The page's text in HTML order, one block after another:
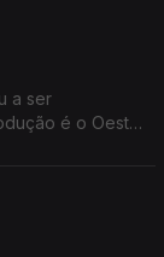
a ser
é o Oeste